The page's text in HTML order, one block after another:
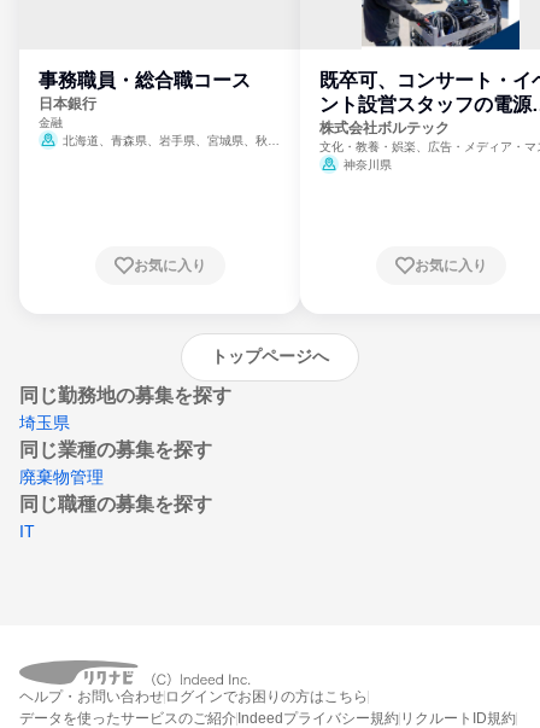
事務職員・総合職コース
日本銀行
金融
北海道、青森県、岩手県、宮城県、秋田
崎県、熊本県、大分県、宮崎県、鹿児島県、
お気に入り
既卒可、コンサート・イ
ント設営スタッフの電源
門
株式会社ボルテック
文化・教養・娯楽、広告・メディア・マ
ミ、電力・ガス・水道・エネルギー
神奈川県
お気に入り
トップページへ
同じ勤務地の募集を探す
埼玉県
同じ業種の募集を探す
廃棄物管理
同じ職種の募集を探す
IT
ヘルプ・お問い合わせ ログインでお困りの方はこちら
データを使ったサービスのご紹介Indeedプライバシー規約 リクルートID規約